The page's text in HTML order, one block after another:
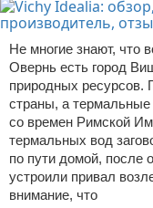
Не многие знают, что
Овернь есть город
природных ресурсов.
страны, а термальные
со времен Римской
термальных вод
по пути домой, после
устроили привал
внимание, что